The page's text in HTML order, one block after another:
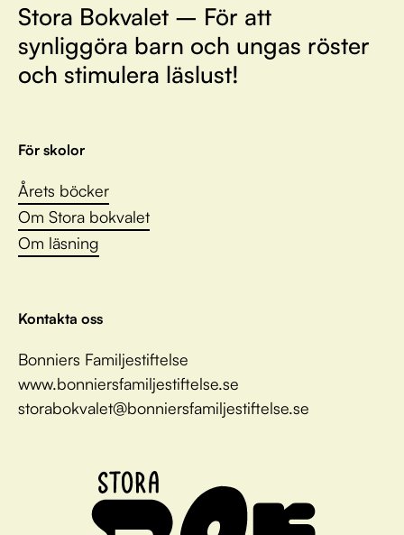
Stora Bokvalet – För att
synliggöra barn och ungas röster
och stimulera läslust!
För skolor
Årets böcker
Om Stora bokvalet
Om läsning
Kontakta oss
Bonniers Familjestiftelse
www.bonniersfamiljestiftelse.se
storabokvalet@bonniersfamiljestiftelse.se